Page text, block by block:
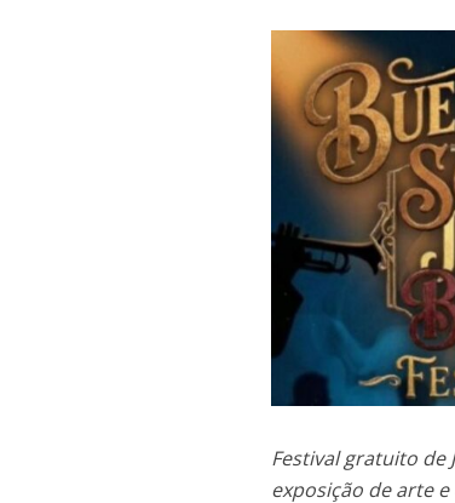
Festival gratuito de
exposição de arte